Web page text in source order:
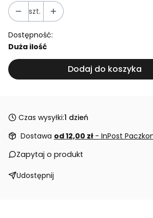
szt.
Dostępność:
Duża ilość
Dodaj do koszyka
Czas wysyłki:1 dzień
Dostawa od 12,00 zł - InPost
Zapytaj o produkt
Udostępnij